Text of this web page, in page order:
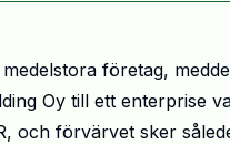
företag,
Oy till ett enterprise
och förvärvet sker